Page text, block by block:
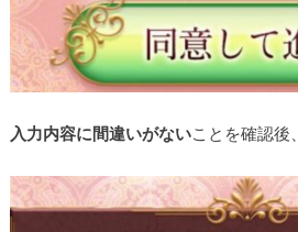
入力内容に間違いがないことを確認後、